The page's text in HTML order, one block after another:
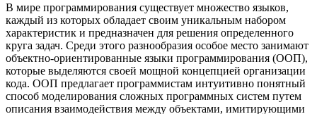
В мире программирования существует множество языков,
каждый из которых обладает своим уникальным набором
характеристик и предназначен для решения определенного
круга задач. Среди этого разнообразия особое место занимают
объектно-ориентированные языки программирования (ООП),
которые выделяются своей мощной концепцией организации
кода. ООП предлагает программистам интуитивно понятный
способ моделирования сложных программных систем путем
описания взаимодействия между объектами, имитирующими